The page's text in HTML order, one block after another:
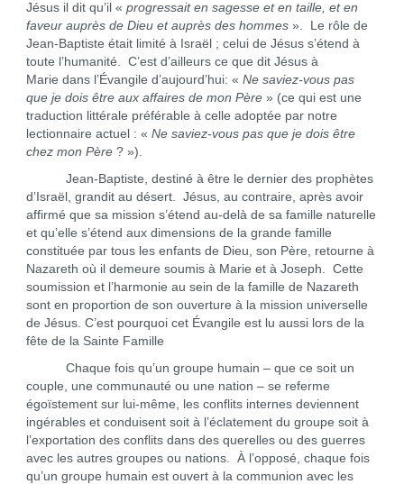
Jésus il dit qu’il « progressait en sagesse et en taille, et en
faveur auprès de Dieu et auprès des hommes». Le rôle de
Jean-Baptiste était limité à Israël ; celui de Jésus s’étend à
toute l’humanité. C’est d’ailleurs ce que dit Jésus à
Marie dans l’Évangile d’aujourd’hui: « Ne saviez-vous pas
que je dois être aux affaires de mon Père» (ce qui est une
traduction littérale préférable à celle adoptée par notre
lectionnaire actuel : « Ne saviez-vous pas que je dois être
chez mon Père ? »).
Jean-Baptiste, destiné à être le dernier des prophètes
d’Israël, grandit au désert. Jésus, au contraire, après avoir
affirmé que sa mission s’étend au-delà de sa famille naturelle
et qu’elle s’étend aux dimensions de la grande famille
constituée par tous les enfants de Dieu, son Père, retourne à
Nazareth où il demeure soumis à Marie et à Joseph. Cette
soumission et l’harmonie au sein de la famille de Nazareth
sont en proportion de son ouverture à la mission universelle
de Jésus. C’est pourquoi cet Évangile est lu aussi lors de la
fête de la Sainte Famille
Chaque fois qu’un groupe humain – que ce soit un
couple, une communauté ou une nation – se referme
égoïstement sur lui-même, les conflits internes deviennent
ingérables et conduisent soit à l’éclatement du groupe soit à
l’exportation des conflits dans des querelles ou des guerres
avec les autres groupes ou nations. À l’opposé, chaque fois
qu’un groupe humain est ouvert à la communion avec les